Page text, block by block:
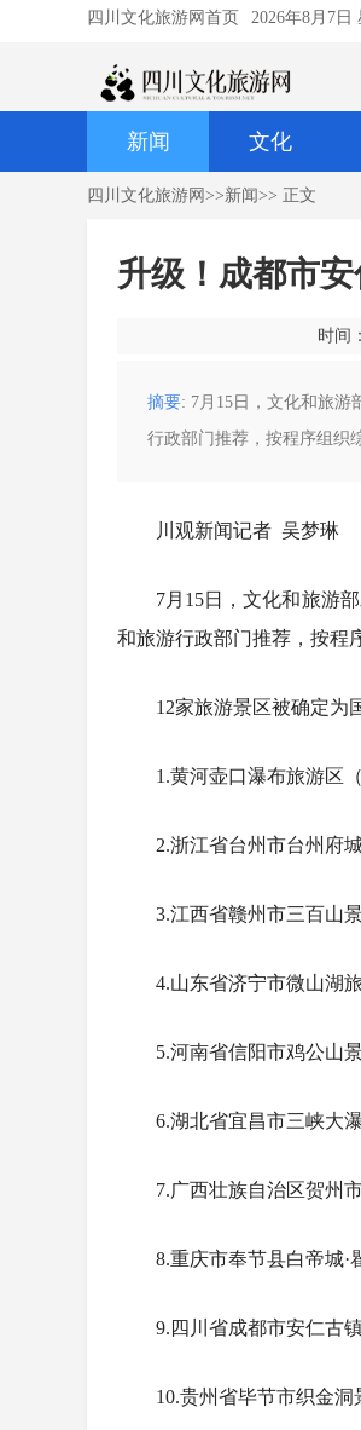
四川文化旅游网首页 2026年8月7日
新闻 文化
四川文化旅游网 >>新闻>> 正文
升级！成都市
时间
摘要: 7月15日，文化和旅游
行政部门推荐，按程序组织
川观新闻记者 吴梦琳
7月15日，文化和旅游
和旅游行政部门推荐，按程
12家旅游景区被确定为
1.黄河壶口瀑布旅游区
2.浙江省台州市台州府
3.江西省赣州市三百山
4.山东省济宁市微山湖
5.河南省信阳市鸡公山
6.湖北省宜昌市三峡大
7.广西壮族自治区贺州
8.重庆市奉节县白帝城·
9.四川省成都市安仁古
10.贵州省毕节市织金洞